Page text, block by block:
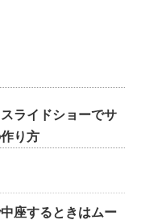
ライドショーでサ
り方
座するときはムー